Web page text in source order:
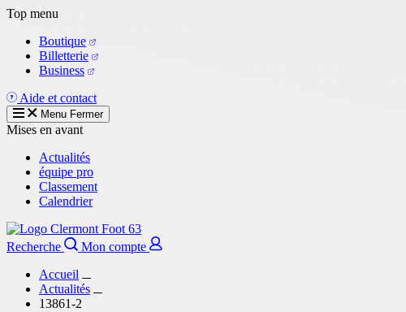
Aller
contenu
principal
Top menu
Boutique
Billetterie
Business
Aide et contact
Menu Fermer
Mises en avant
Actualités
équipe pro
Classement
Calendrier
Recherche
Mon compte
Accueil
Actualités
13861-2